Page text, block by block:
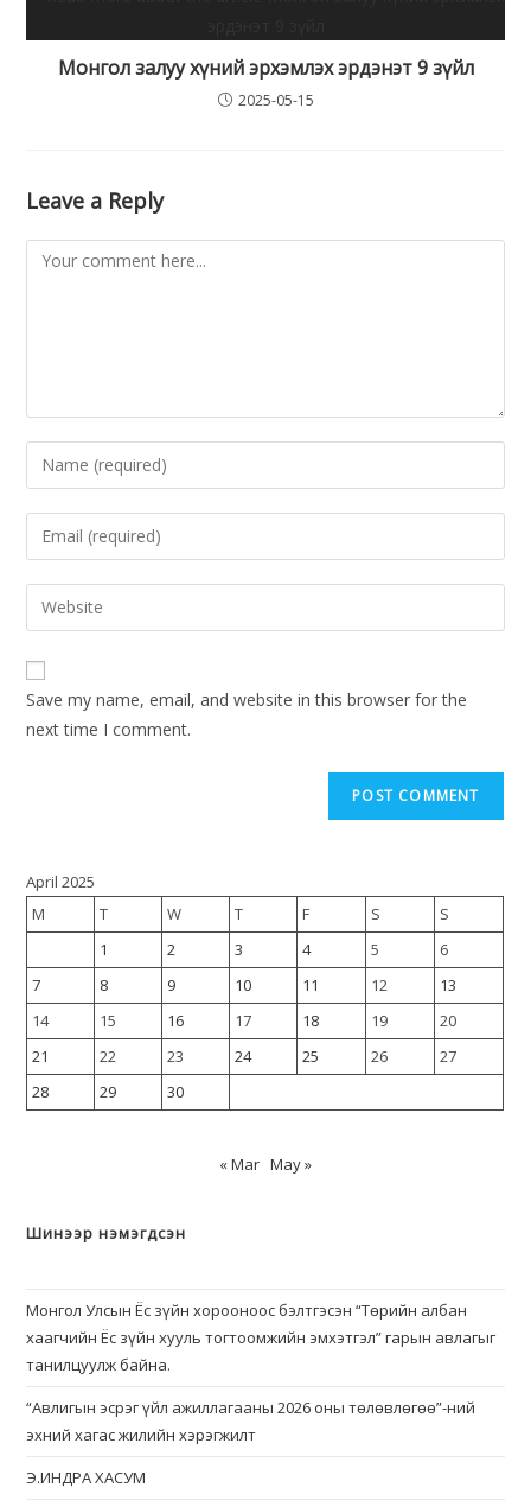
Монгол залуу хүний эрхэмлэх эрдэнэт 9 зүйл
2025-05-15
Leave a Reply
Save my name, email, and website in this browser for the
next time I comment.
April 2025
M
T W T F S
S
1
2 3 4 5
6
7
8 9 10 11 12
13
14
15 16 17 18 19
20
21
22 23 24 25 26
27
28
29 30
« Mar May »
Шинээр нэмэгдсэн
Монгол Улсын Ёс зүйн хорооноос бэлтгэсэн “Төрийн албан
хаагчийн Ёс зүйн хууль тогтоомжийн эмхэтгэл” гарын авлагыг
танилцуулж байна.
“Авлигын эсрэг үйл ажиллагааны 2026 оны төлөвлөгөө”-ний
эхний хагас жилийн хэрэгжилт
Э.ИНДРА ХАСУМ